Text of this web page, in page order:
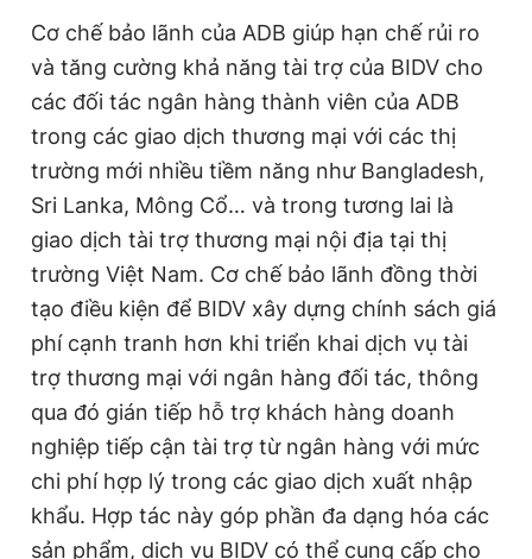
Cơ chế bảo lãnh của ADB giúp hạn chế rủi ro
và tăng cường khả năng tài trợ của BIDV cho
các đối tác ngân hàng thành viên của ADB
trong các giao dịch thương mại với các thị
trường mới nhiều tiềm năng như Bangladesh,
Sri Lanka, Mông Cổ… và trong tương lai là
giao dịch tài trợ thương mại nội địa tại thị
trường Việt Nam. Cơ chế bảo lãnh đồng thời
tạo điều kiện để BIDV xây dựng chính sách giá
phí cạnh tranh hơn khi triển khai dịch vụ tài
trợ thương mại với ngân hàng đối tác, thông
qua đó gián tiếp hỗ trợ khách hàng doanh
nghiệp tiếp cận tài trợ từ ngân hàng với mức
chi phí hợp lý trong các giao dịch xuất nhập
khẩu. Hợp tác này góp phần đa dạng hóa các
sản phẩm, dịch vụ BIDV có thể cung cấp cho